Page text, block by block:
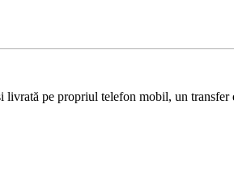
livrată pe propriul telefon mobil, un